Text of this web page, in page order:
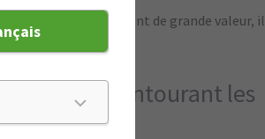
les rénovations sont de grande valeur, il
de $.
entourant les